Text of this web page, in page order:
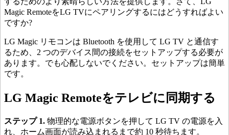
Magic RemoteをLG TVにペアリングするにはどうすればよい
ですか?
LG Magic リモコンは Bluetooth を使用して LG TV と通信す
るため、2 つのデバイス間の接続をセットアップする必要が
あります。でも心配しないでください。セットアップは簡単
です。
LG Magic Remoteをテレビに同期する
ステップ 1. 物理的な電源ボタンを押して LG TV の電源を入
れ、ホーム画面が読み込まれるまで約 10 秒待ちます。